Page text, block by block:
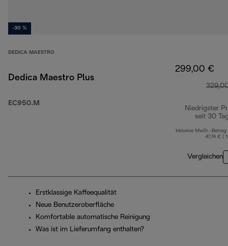
-30 %
DEDICA MAESTRO
Dedica Maestro Plus
EC950.M
299,00 €
Niedrigster
seit 30
Inklusive MwSt.-Betrag
47,74 € (
Vergleichen
Erstklassige Kaffeequalität
Neue Benutzeroberfläche
Komfortable automatische Reinigung
Was ist im Lieferumfang enthalten?